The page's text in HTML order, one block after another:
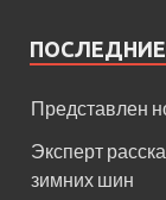
Представлен
Эксперт
зимних шин